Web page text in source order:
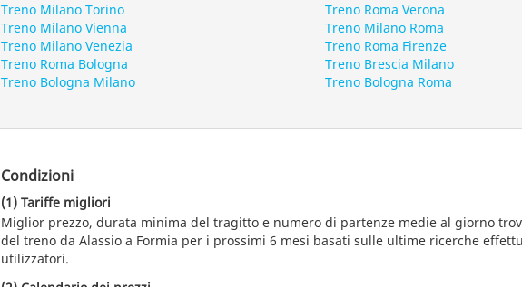
Treno Milano Torino
Treno Milano Vienna
Treno Milano Venezia
Treno Roma Bologna
Treno Bologna Milano
Treno Roma Verona
Treno Milano Roma
Treno Roma Firenze
Treno Brescia Milano
Treno Bologna Roma
Condizioni
(1) Tariffe migliori
Miglior prezzo, durata minima del tragitto e numero di partenze medie al giorno
del treno da Alassio a Formia per i prossimi 6 mesi basati sulle ultime ricerche
utilizzatori.